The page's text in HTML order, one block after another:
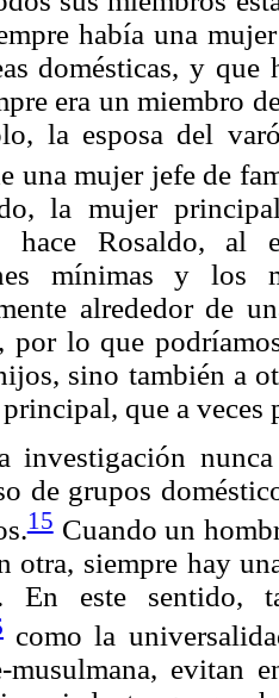
había una
domésticas, y
era un miembro
la esposa del
una mujer jefe de
la mujer
hace Rosaldo, al
mínimas y los
alrededor de
por lo que
sino también a
que a veces
investigación
de grupos
15Cuando un
otra, siempre hay
En este sentido,
como la
musulmana,